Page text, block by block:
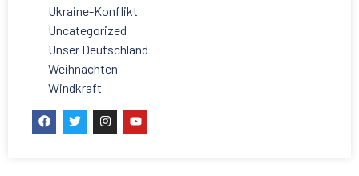
Ukraine-Konflikt
Uncategorized
Unser Deutschland
Weihnachten
Windkraft